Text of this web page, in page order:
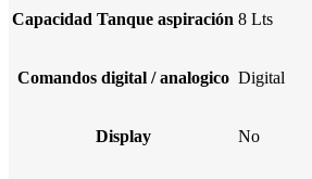
Capacidad Tanque aspiración 8 Lts
Comandos digital / analogico Digital
Display No